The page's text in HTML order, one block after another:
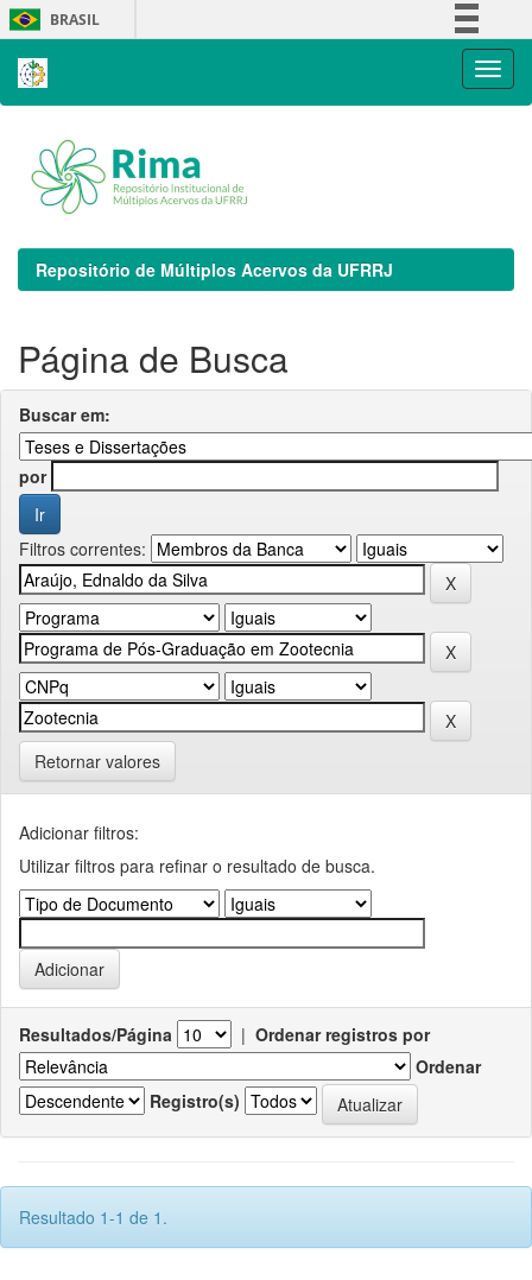
Skip
navigation
BRASIL
Repositório de Múltiplos Acervos da UFRRJ
Página de Busca
Buscar em:
por
Filtros correntes:
Retornar valores
Adicionar filtros:
Utilizar filtros para refinar o resultado de busca.
Resultados/Página | Ordenar registros por
Ordenar
Registro(s)
Resultado 1-1 de 1.